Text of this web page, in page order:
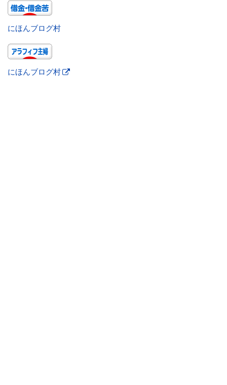
にほんブログ村
にほんブログ村